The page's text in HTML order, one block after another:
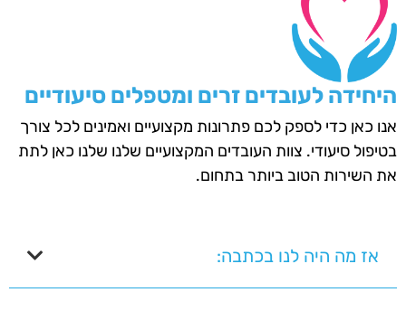
היחידה לעובדים זרים ומטפלים סיעודיים
אנו כאן כדי לספק לכם פתרונות מקצועיים ואמינים לכל צורך
בטיפול סיעודי. צוות העובדים המקצועיים שלנו שלנו כאן לתת
את השירות הטוב ביותר בתחום.
אז מה היה לנו בכתבה: